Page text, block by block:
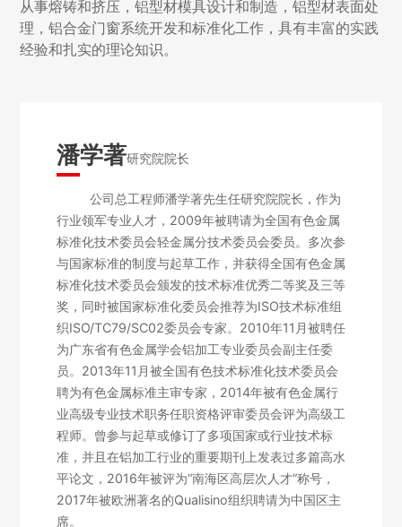
从事熔铸和挤压，铝型材模具设计和制造，铝型材表面处
理，铝合金门窗系统开发和标准化工作，具有丰富的实践
经验和扎实的理论知识。
潘学著研究院院长
公司总工程师潘学著先生任研究院院长，作为
行业领军专业人才，2009年被聘请为全国有色金属
标准化技术委员会轻金属分技术委员会委员。多次参
与国家标准的制度与起草工作，并获得全国有色金属
标准化技术委员会颁发的技术标准优秀二等奖及三等
奖，同时被国家标准化委员会推荐为ISO技术标准组
织ISO/TC79/SC02委员会专家。2010年11月被聘任
为广东省有色金属学会铝加工专业委员会副主任委
员。2013年11月被全国有色技术标准化技术委员会
聘为有色金属标准主审专家，2014年被有色金属行
业高级专业技术职务任职资格评审委员会评为高级工
程师。曾参与起草或修订了多项国家或行业技术标
准，并且在铝加工行业的重要期刊上发表过多篇高水
平论文，2016年被评为“南海区高层次人才”称号，
2017年被欧洲著名的Qualisino组织聘请为中国区主
席。